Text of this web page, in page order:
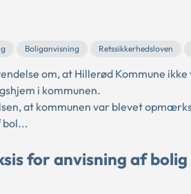
Boliganvisning Retssikkerhedsloven
om, at Hillerød Kommune
i kommunen.
at kommunen var blevet
bol...
for anvisning af